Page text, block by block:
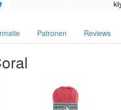
Patronen Reviews